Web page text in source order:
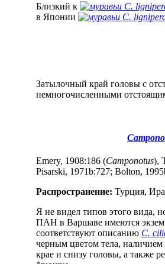
Близкий к
C.
в Японии
C.
Затылочный край головы с
немногочисленными
Emery, 1908:186 (Camponotus),
Pisarski, 1971b:727; Bolton,
Распространение: Турция,
Я не видел типов этого вида,
ПАН в Варшаве имеются
соответствуют описанию C.
черным цветом тела,
крае и снизу головы, а также